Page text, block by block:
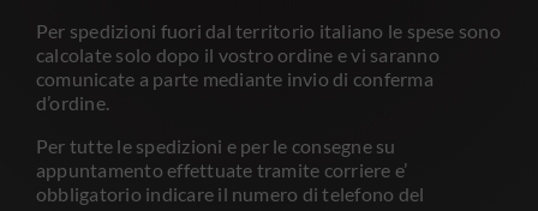
Per spedizioni fuori dal territorio italiano le spese sono
calcolate solo dopo il vostro ordine e vi saranno
comunicate a parte mediante invio di conferma
d’ordine.
Per tutte le spedizioni e per le consegne su
appuntamento effettuate tramite corriere e’
obbligatorio indicare il numero di telefono del